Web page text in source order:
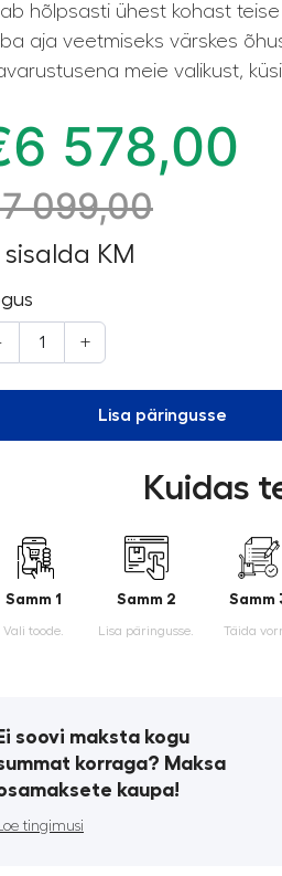
hõlpsasti ühest kohast
aja veetmiseks värskes
meie valikust,
6 578,00
7 099,00
sisalda KM
+
Lisa päringusse
Kuidas
Samm 1
Vali toode.
Samm 2
Lisa päringusse.
Samm
Täida
Ei soovi maksta kogu
korraga? Maksa
kaupa!
tingimusi